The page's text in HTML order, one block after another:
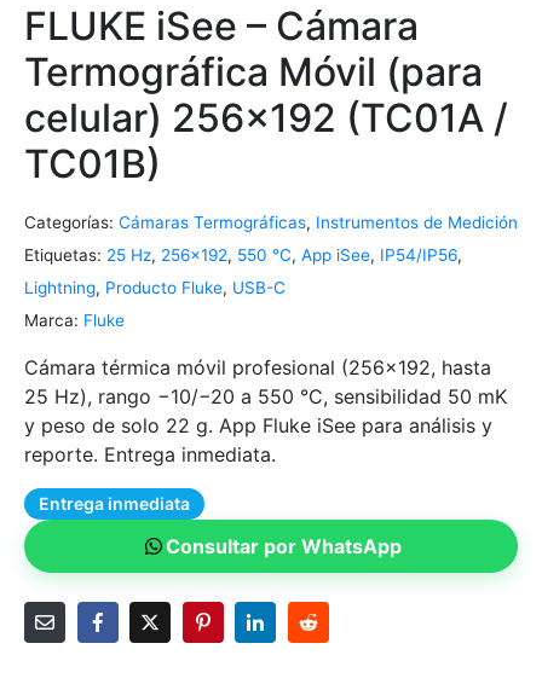
FLUKE iSee – Cámara
Termográfica Móvil (para
celular) 256×192 (TC01A /
TC01B)
Categorías: Cámaras Termográficas, Instrumentos de Medición
Etiquetas: 25 Hz, 256×192, 550 °C, App iSee, IP54/IP56,
Lightning, Producto Fluke, USB-C
Marca: Fluke
Cámara térmica móvil profesional (256×192, hasta
25 Hz), rango −10/−20 a 550 °C, sensibilidad 50 mK
y peso de solo 22 g. App Fluke iSee para análisis y
reporte. Entrega inmediata.
Entrega inmediata
Consultar por WhatsApp